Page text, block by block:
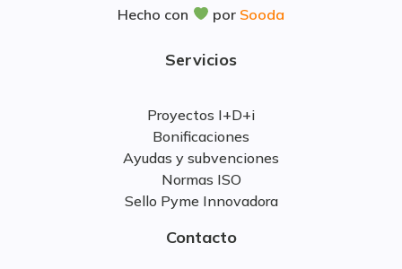
Hecho con por Sooda
Servicios
Proyectos I+D+i
Bonificaciones
Ayudas y subvenciones
Normas ISO
Sello Pyme Innovadora
Contacto